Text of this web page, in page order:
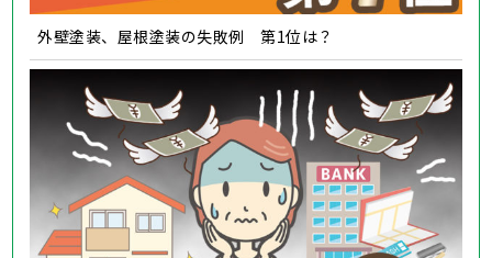
外壁塗装、屋根塗装の失敗例 第1位は？